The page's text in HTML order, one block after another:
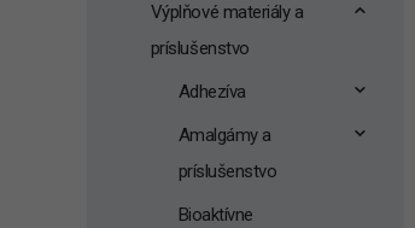
Výplňové materiály a
príslušenstvo
Adhezíva
Amalgámy a
príslušenstvo
Bioaktívne